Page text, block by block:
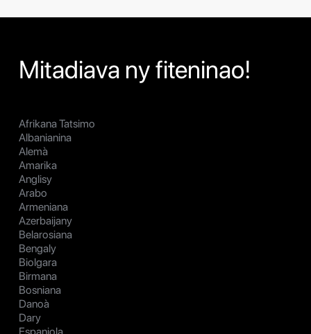
Mitadiava ny fiteninao!
Afrikana Tatsimo
Albanianina
Alemà
Amarika
Anglisy
Arabo
Armeniana
Azerbaijany
Belarosiana
Bengaly
Biolgara
Birmana
Bosniana
Danoà
Dary